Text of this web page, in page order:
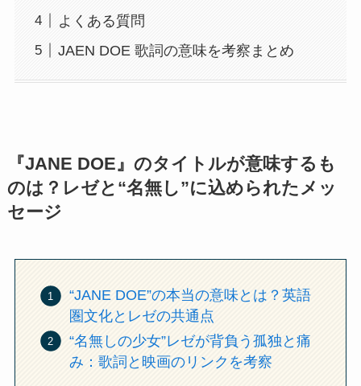
よくある質問
JAEN DOE 歌詞の意味を考察まとめ
『JANE DOE』のタイトルが意味するも
のは？レゼと“名無し”に込められたメッ
セージ
“JANE DOE”の本当の意味とは？英語
圏文化とレゼの共通点
“名無しの少女”レゼが背負う孤独と痛
み：歌詞と映画のリンクを考察